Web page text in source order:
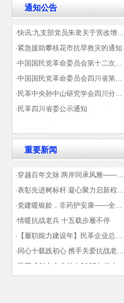
通知公告
·快讯:九支部党员朱隶关于营改增信息宣传力度的建议那篇已被省政协采用
·紧急援助攀枝花市抗旱救灾的通知
·中国国民党革命委员会第十二次全国代表大会代表登记表（下载）
·中国国民党革命委员会四川省第十一次代表大会代表登记表（下载）
·民革中央孙中山研究学会四川分会领导机构及成员名单
·民革四川省委公示通知
重要新闻
·穿越百年文脉 两岸同承风雅——民革四川省委会“中山天府大讲堂”第三讲在蓉举办
·表彰先进树标杆 凝心聚力启新程——民革企业总支部参加2025年度先进表彰大会有感
·党建暖银龄，非药护安康——全球健康公益大讲堂温情纪实
·情暖抗战老兵 十五载步履不停
·【履职能力建设年】民革企业总支部联合多地民革基层组织发起“夏日送清凉”活动 致敬“乡镇美容师”
·同心十载践初心 携手关爱抗战老兵——民革企业总支部 十年帮扶抗战老兵工作纪实